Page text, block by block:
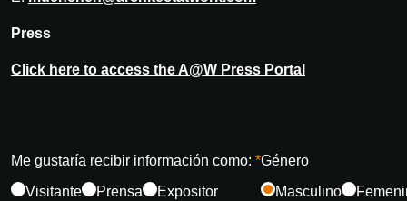
Press
Click here to access the A@W Press Portal
Me gustaría recibir información como:
Visitante
Prensa Expositor
Género
Masculino